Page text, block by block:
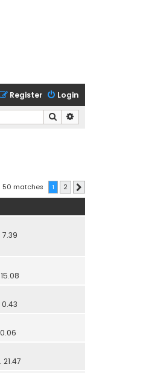
Login
Register
Search
50 matches 1 2